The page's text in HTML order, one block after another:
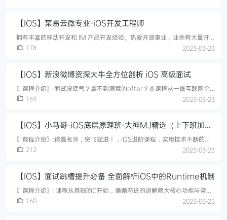
【IOS】某易云微专业-iOS开发工程师
拥有丰富的移动开发和 IM 产品开发经验。热爱开源事业，业余有大量开
源组件和技术文章输出，对iOS性能调优有自己的独到见解。既是入门课
178 2023-03-23
【IOS】新浪微博资深大牛全方位剖析 iOS 高级面试
〖课程介绍〗:面试没底气？拿不到满意的offer？本课程从一线互联网企
业的面试、笔试真题入手，以iOS技术体系为主线，深度剖析面试常用考
169 2023-03-23
【IOS】小马哥-iOS底层原理班-大神MJ精选（上下班加周
末班）|完结无秘
〖课程介绍〗:得遇名师，突飞猛进！，iOS进阶课程，实用技术不断的更
新和升级，更快帮助职场人士在开发领域脱颖而出。远程视频教学，无须
212 2023-03-23
【IOS】面试跳槽提升必备 全面解析iOS中的Runtime机制
〖课程介绍〗: 课程从基础的C开始，循循渐进的讲解两大核心功能与常用
API，并在实战中应用Runtime核心重难点，提升攻城狮的开发技能，开
160 2023-03-23